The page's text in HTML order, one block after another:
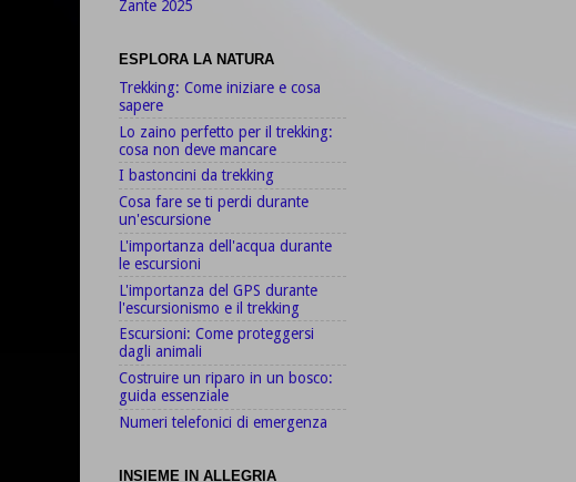
Zante 2025
ESPLORA LA NATURA
Trekking: Come iniziare e cosa
sapere
Lo zaino perfetto per il trekking:
cosa non deve mancare
I bastoncini da trekking
Cosa fare se ti perdi durante
un'escursione
L'importanza dell'acqua durante
le escursioni
L'importanza del GPS durante
l'escursionismo e il trekking
Escursioni: Come proteggersi
dagli animali
Costruire un riparo in un bosco:
guida essenziale
Numeri telefonici di emergenza
INSIEME IN ALLEGRIA